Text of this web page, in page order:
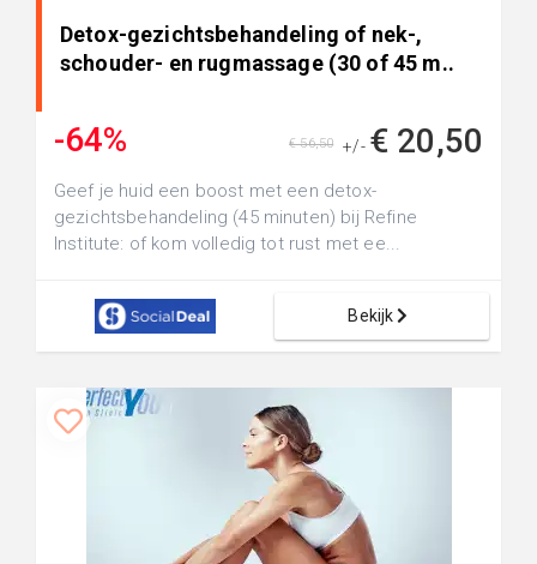
Detox-gezichtsbehandeling of nek-,
schouder- en rugmassage (30 of 45 m..
-64% +/- € 20,50
€ 56,50
Geef je huid een boost met een detox-
gezichtsbehandeling (45 minuten) bij Refine
Institute: of kom volledig tot rust met ee...
Bekijk